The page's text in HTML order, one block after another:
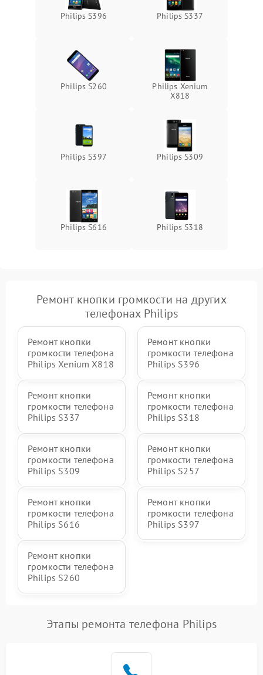
Philips S396 Philips S337
Philips S260
Philips Xenium
X818
Philips S397 Philips S309
Philips S616 Philips S318
Ремонт кнопки громкости на других
телефонах Philips
Ремонт кнопки
громкости телефона
Philips Xenium X818
Ремонт кнопки
громкости телефона
Philips S396
Ремонт кнопки
громкости телефона
Philips S337
Ремонт кнопки
громкости телефона
Philips S318
Ремонт кнопки
громкости телефона
Philips S309
Ремонт кнопки
громкости телефона
Philips S257
Ремонт кнопки
громкости телефона
Philips S616
Ремонт кнопки
громкости телефона
Philips S397
Ремонт кнопки
громкости телефона
Philips S260
Этапы ремонта телефона Philips